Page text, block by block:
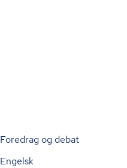
Foredrag og debat
Engelsk